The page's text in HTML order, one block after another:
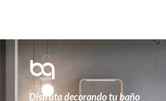
Disfruta decorando tu baño